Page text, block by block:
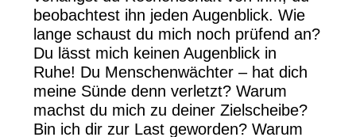
beobachtest ihn jeden Augenblick. Wie
lange schaust du mich noch prüfend an?
Du lässt mich keinen Augenblick in
Ruhe! Du Menschenwächter – hat dich
meine Sünde denn verletzt? Warum
machst du mich zu deiner Zielscheibe?
Bin ich dir zur Last geworden? Warum